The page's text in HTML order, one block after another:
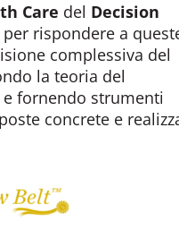
Care del Decision
rispondere a
complessiva del
la teoria del
fornendo strumenti
concrete e